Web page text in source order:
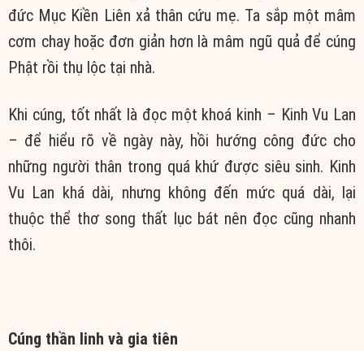
đức Mục Kiền Liên xả thân cứu mẹ. Ta sắp một mâm
cơm chay hoặc đơn giản hơn là mâm ngũ quả để cúng
Phật rồi thụ lộc tại nhà.
Khi cúng, tốt nhất là đọc một khoá kinh – Kinh Vu Lan
– để hiểu rõ về ngày này, hồi hướng công đức cho
những người thân trong quá khứ được siêu sinh. Kinh
Vu Lan khá dài, nhưng không đến mức quá dài, lại
thuộc thể thơ song thất lục bát nên đọc cũng nhanh
thôi.
Cúng thần linh và gia tiên